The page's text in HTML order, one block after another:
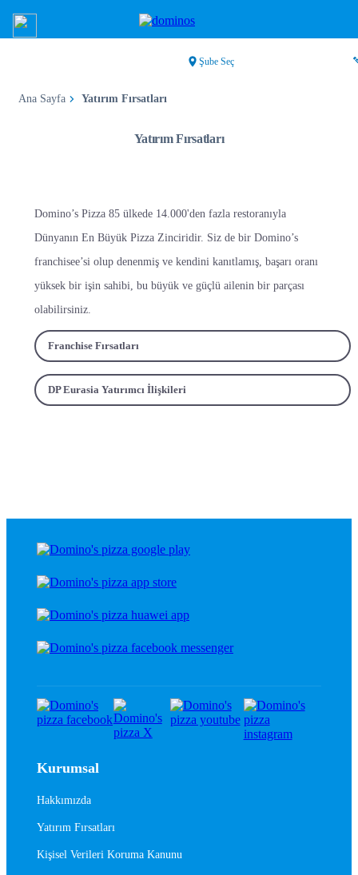
Şube Seç
Ana Sayfa Yatırım Fırsatları
Yatırım Fırsatları
Domino’s Pizza 85 ülkede 14.000'den fazla restoranıyla
Dünyanın En Büyük Pizza Zinciridir. Siz de bir Domino’s
franchisee’si olup denenmiş ve kendini kanıtlamış, başarı oranı
yüksek bir işin sahibi, bu büyük ve güçlü ailenin bir parçası
olabilirsiniz.
Franchise Fırsatları
DP Eurasia Yatırımcı İlişkileri
Kurumsal
Hakkımızda
Yatırım Fırsatları
Kişisel Verileri Koruma Kanunu